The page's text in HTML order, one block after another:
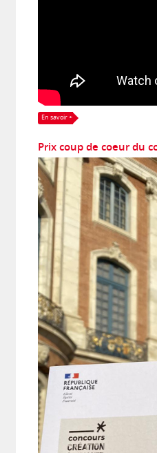
En savoir +
Prix coup de coeur du